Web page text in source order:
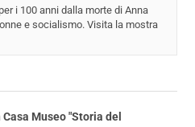
i 100 anni dalla morte di Anna
e socialismo. Visita la mostra
Casa Museo "Storia del